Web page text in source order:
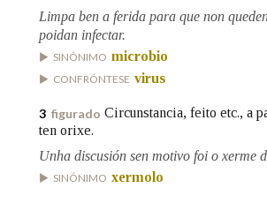
BUSCAR NO CONTIDO
Nas definicións
Nos exemplos
Limpa ben a ferida para que non
poidan infectar.
SINÓNIMO microbio
CONFRÓNTESE virus
3 figurado Circunstancia, feito etc., a
ten orixe.
Unha discusión sen motivo foi o xerme
SINÓNIMO xermolo